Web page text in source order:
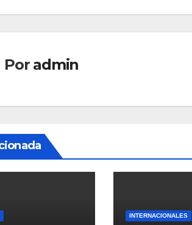
Por admin
INTERNACIONALES